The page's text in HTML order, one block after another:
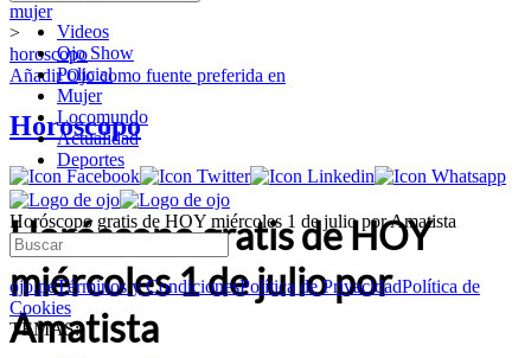
Videos
Ojo Show
Policial
Mujer
Locomundo
Actualidad
Deportes
Horóscopo gratis de HOY miércoles 1 de julio por Amatista
ojo.peTérminos y CondicionesPolítica de PrivacidadPolítica de
Cookies
TEMAS:
mujer
>
horoscopo
AñadirOjocomo fuente preferida en
Horoscopo
Horóscopo gratis de HOY
miércoles 1 de julio por
Amatista